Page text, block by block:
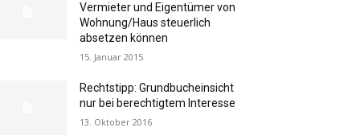
Vermieter und Eigentümer von
Wohnung/Haus steuerlich
absetzen können
15. Januar 2015
Rechtstipp: Grundbucheinsicht
nur bei berechtigtem Interesse
13. Oktober 2016